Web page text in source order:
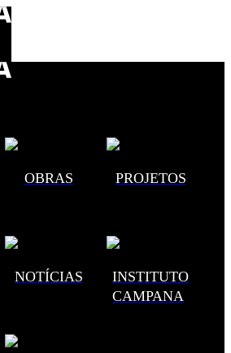
OBRAS PROJETOS
NOTÍCIAS
INSTITUTO
CAMPANA